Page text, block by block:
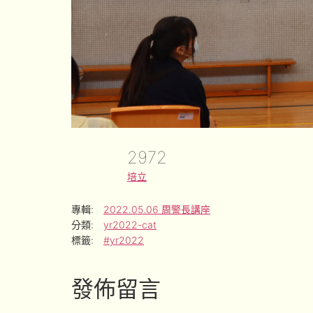
2972
培立
專輯:
2022.05.06 周警長講座
分類:
yr2022-cat
標籤:
#yr2022
發佈留言